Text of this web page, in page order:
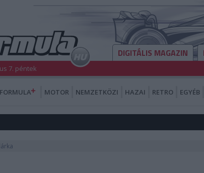
DIGITÁLIS MAGAZIN
7. péntek
FORMULA MOTOR NEMZETKÖZI HAZAI RETRO EGYÉB